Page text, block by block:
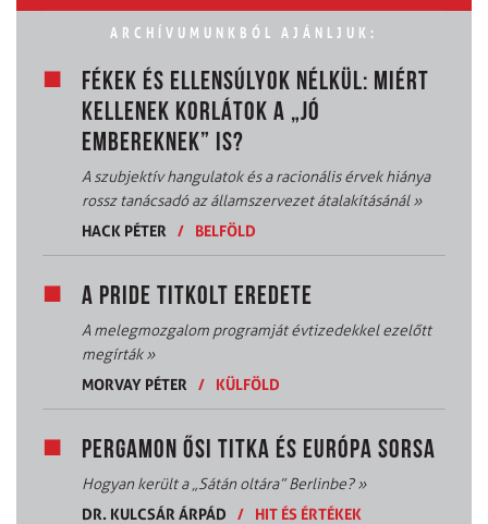
ARCHÍVUMUNKBÓL AJÁNLJUK:
FÉKEK ÉS ELLENSÚLYOK NÉLKÜL: MIÉRT
KELLENEK KORLÁTOK A „JÓ
EMBEREKNEK” IS?
A szubjektív hangulatok és a racionális érvek hiánya
rossz tanácsadó az államszervezet átalakításánál»
HACK PÉTER
/ BELFÖLD
A PRIDE TITKOLT EREDETE
A melegmozgalom programját évtizedekkel ezelőtt
megírták»
MORVAY PÉTER
/ KÜLFÖLD
PERGAMON ŐSI TITKA ÉS EURÓPA SORSA
Hogyan került a „Sátán oltára” Berlinbe?»
DR. KULCSÁR ÁRPÁD
/ HIT ÉS ÉRTÉKEK